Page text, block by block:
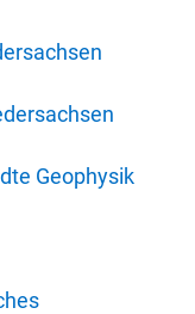
Geophysik